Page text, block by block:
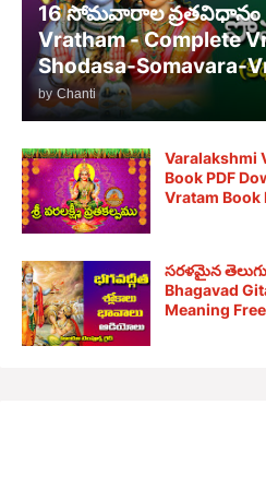
16 సోమవారాల వ్రతవిధానం |
Vratham - Complete
Shodasa-Somavara-
by Chanti
Varalakshmi
Book PDF
Vratam Book
సరళమైన తెలుగు
Bhagavad
Meaning